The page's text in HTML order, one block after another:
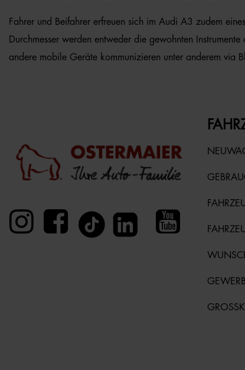
Fahrer und Beifahrer erfreuen sich im Audi A3 zudem
Durchmesser werden entweder die gewohnten
andere mobile Geräte kommunizieren unter anderem via